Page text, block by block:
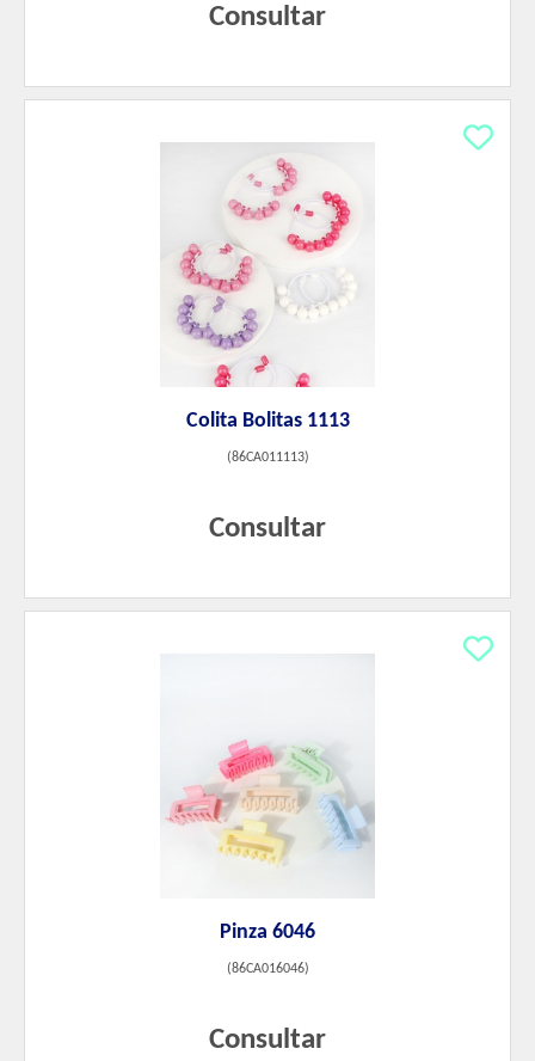
Consultar
Colita Bolitas 1113
(86CA011113)
Consultar
Pinza 6046
(86CA016046)
Consultar